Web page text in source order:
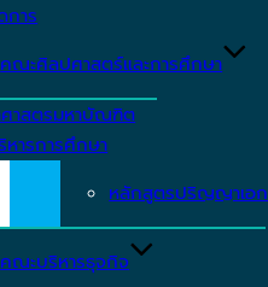
การ
คณะศิลปศาสตร์และการศึกษา
าสตรมหาบัณฑิต
หารการศึกษา
หลักสูตรปริญญาเอก
คณะบริหารธุจกิจ